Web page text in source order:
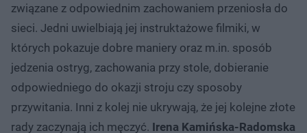
związane z odpowiednim zachowaniem przeniosła do
sieci. Jedni uwielbiają jej instruktażowe filmiki, w
których pokazuje dobre maniery oraz m.in. sposób
jedzenia ostryg, zachowania przy stole, dobieranie
odpowiedniego do okazji stroju czy sposoby
przywitania. Inni z kolej nie ukrywają, że jej kolejne złote
rady zaczynają ich męczyć. Irena Kamińska-Radomska